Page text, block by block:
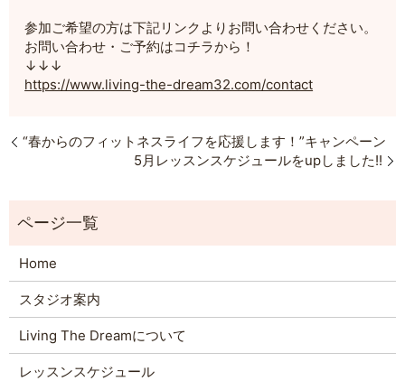
参加ご希望の方は下記リンクよりお問い合わせください。
お問い合わせ・ご予約はコチラから！
↓↓↓
https://www.living-the-dream32.com/contact
“春からのフィットネスライフを応援します！”キャンペーン
5月レッスンスケジュールをupしました!!
Home
スタジオ案内
Living The Dreamについて
レッスンスケジュール